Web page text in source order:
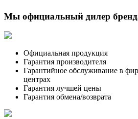
Мы официальный дилер
Официальная продукция
Гарантия производителя
Гарантийное обслуживание в
центрах
Гарантия лучшей цены
Гарантия обмена/возврата